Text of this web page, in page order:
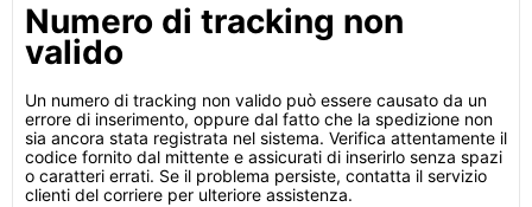
Numero di tracking non
valido
Un numero di tracking non valido può essere causato da un
errore di inserimento, oppure dal fatto che la spedizione non
sia ancora stata registrata nel sistema. Verifica attentamente il
codice fornito dal mittente e assicurati di inserirlo senza spazi
o caratteri errati. Se il problema persiste, contatta il servizio
clienti del corriere per ulteriore assistenza.